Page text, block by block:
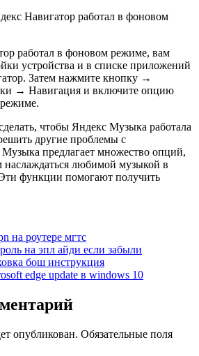
Навигатор работал в фоновом
работал в фоновом режиме, вам
устройства и в списке приложений
Затем нажмите кнопку →
→ Навигация и включите опцию
чтобы Яндекс Музыка работала
другие проблемы с
предлагает множество опций,
наслаждаться любимой музыкой в
функции помогают получить
на роутере мгтс
на эпл айди если забыли
бош инструкция
edge update в windows 10
опубликован. Обязательные поля